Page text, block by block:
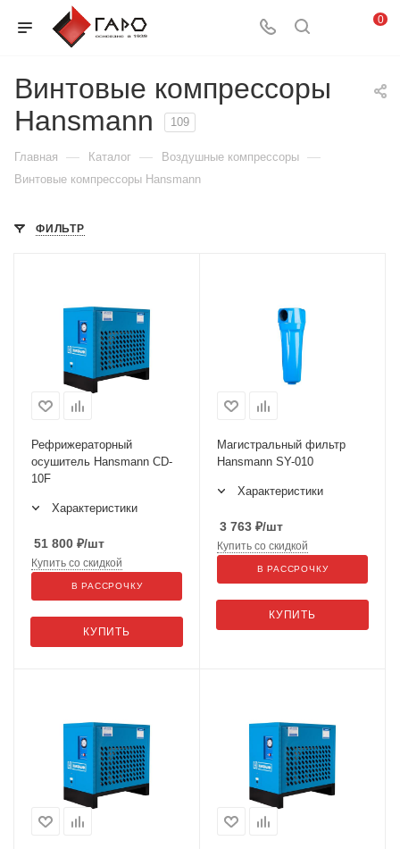
0
Винтовые компрессоры
Hansmann
109
Главная — Каталог — Воздушные компрессоры —
Винтовые компрессоры Hansmann
ФИЛЬТР
Рефрижераторный
осушитель Hansmann CD-
10F
Характеристики
51 800 ₽/шт
КУПИТЬ
Купить со скидкой
В РАССРОЧКУ
Магистральный фильтр
Hansmann SY-010
Характеристики
3 763 ₽/шт
КУПИТЬ
Купить со скидкой
В РАССРОЧКУ